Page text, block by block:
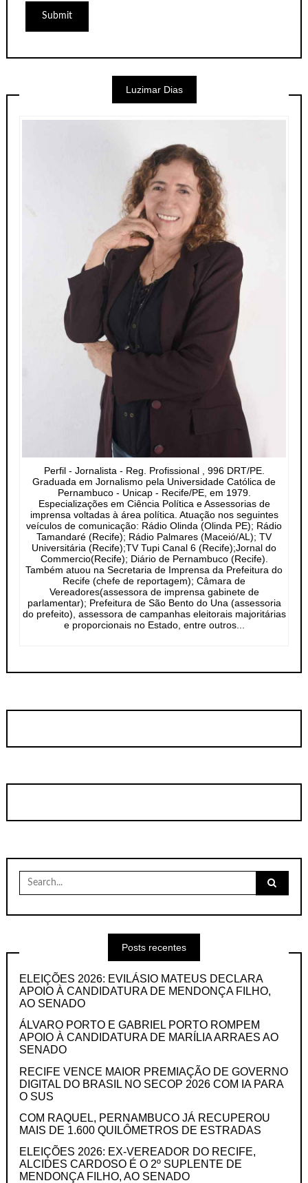
Luzimar Dias
Perfil - Jornalista - Reg. Profissional , 996 DRT/PE.
Graduada em Jornalismo pela Universidade Católica de
Pernambuco - Unicap - Recife/PE, em 1979.
Especializações em Ciência Política e Assessorias de
imprensa voltadas à área política. Atuação nos seguintes
veículos de comunicação: Rádio Olinda (Olinda PE); Rádio
Tamandaré (Recife); Rádio Palmares (Maceió/AL); TV
Universitária (Recife);TV Tupi Canal 6 (Recife);Jornal do
Commercio(Recife); Diário de Pernambuco (Recife).
Também atuou na Secretaria de Imprensa da Prefeitura do
Recife (chefe de reportagem); Câmara de
Vereadores(assessora de imprensa gabinete de
parlamentar); Prefeitura de São Bento do Una (assessoria
do prefeito), assessora de campanhas eleitorais majoritárias
e proporcionais no Estado, entre outros...
Search
for:
Posts recentes
ELEIÇÕES 2026: EVILÁSIO MATEUS DECLARA
APOIO À CANDIDATURA DE MENDONÇA FILHO,
AO SENADO
ÁLVARO PORTO E GABRIEL PORTO ROMPEM
APOIO À CANDIDATURA DE MARÍLIA ARRAES AO
SENADO
RECIFE VENCE MAIOR PREMIAÇÃO DE GOVERNO
DIGITAL DO BRASIL NO SECOP 2026 COM IA PARA
O SUS
COM RAQUEL, PERNAMBUCO JÁ RECUPEROU
MAIS DE 1.600 QUILÔMETROS DE ESTRADAS
ELEIÇÕES 2026: EX-VEREADOR DO RECIFE,
ALCIDES CARDOSO É O 2º SUPLENTE DE
MENDONÇA FILHO, AO SENADO